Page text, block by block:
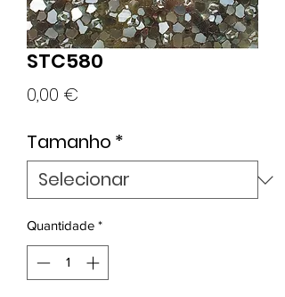
STC580
0,00 €
Tamanho *
Quantidade *